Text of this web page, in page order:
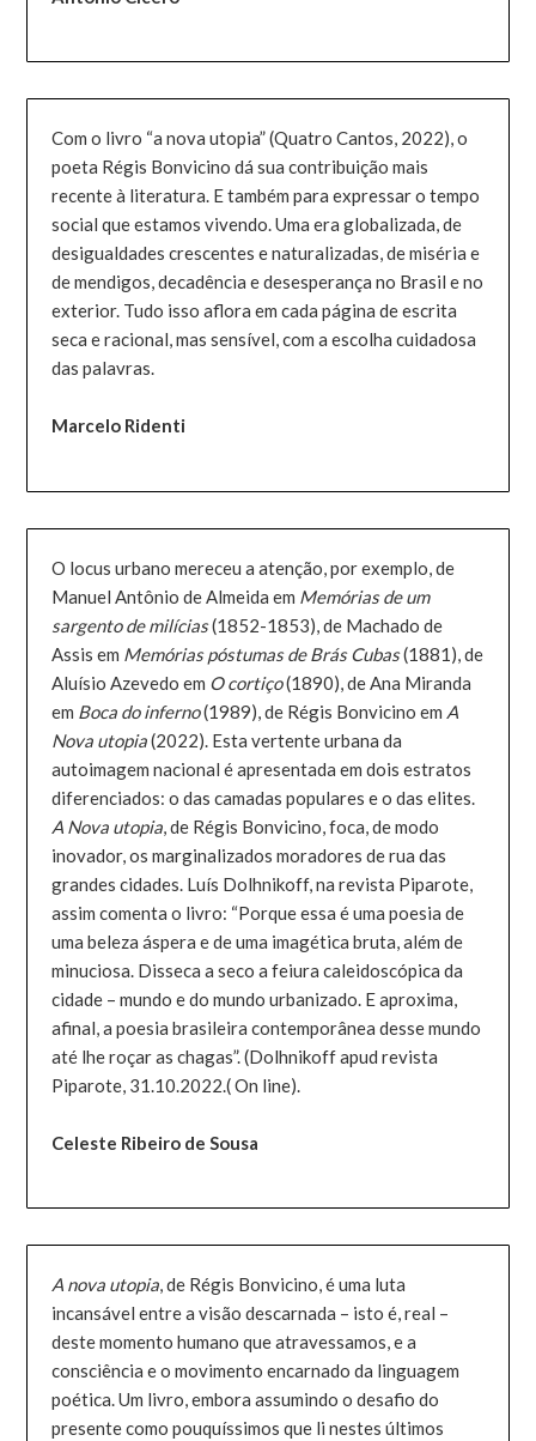
Com o livro “a nova utopia” (Quatro Cantos, 2022), o
poeta Régis Bonvicino dá sua contribuição mais
recente à literatura. E também para expressar o tempo
social que estamos vivendo. Uma era globalizada, de
desigualdades crescentes e naturalizadas, de miséria e
de mendigos, decadência e desesperança no Brasil e no
exterior. Tudo isso aflora em cada página de escrita
seca e racional, mas sensível, com a escolha cuidadosa
das palavras.
Marcelo Ridenti
O locus urbano mereceu a atenção, por exemplo, de
Manuel Antônio de Almeida em Memórias de um
sargento de milícias(1852-1853), de Machado de
Assis em Memórias póstumas de Brás Cubas(1881), de
Aluísio Azevedo em O cortiço(1890), de Ana Miranda
em Boca do inferno(1989), de Régis Bonvicino em A
Nova utopia(2022). Esta vertente urbana da
autoimagem nacional é apresentada em dois estratos
diferenciados: o das camadas populares e o das elites.
A Nova utopia, de Régis Bonvicino, foca, de modo
inovador, os marginalizados moradores de rua das
grandes cidades. Luís Dolhnikoff, na revista Piparote,
assim comenta o livro: “Porque essa é uma poesia de
uma beleza áspera e de uma imagética bruta, além de
minuciosa. Disseca a seco a feiura caleidoscópica da
cidade – mundo e do mundo urbanizado. E aproxima,
afinal, a poesia brasileira contemporânea desse mundo
até lhe roçar as chagas”. (Dolhnikoff apud revista
Piparote, 31.10.2022.( On line).
Celeste Ribeiro de Sousa
A nova utopia, de Régis Bonvicino, é uma luta
incansável entre a visão descarnada – isto é, real –
deste momento humano que atravessamos, e a
consciência e o movimento encarnado da linguagem
poética. Um livro, embora assumindo o desafio do
presente como pouquíssimos que li nestes últimos